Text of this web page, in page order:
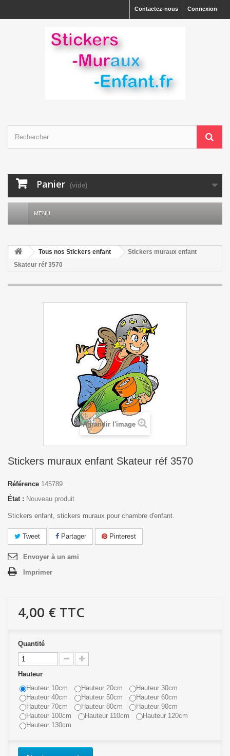
Connexion
Contactez-nous
Panier (vide)
MENU
Tous nos Stickers enfant
Stickers muraux enfant
Skateur réf 3570
Agrandir l'image
Stickers muraux enfant Skateur réf 3570
Référence 145789
État : Nouveau produit
Stickers enfant, stickers muraux pour chambre d'enfant.
Tweet Partager Pinterest
Envoyer à un ami
Imprimer
4,00 € TTC
Quantité
Hauteur
Hauteur 10cm
Hauteur 20cm
Hauteur 30cm
Hauteur 40cm
Hauteur 50cm
Hauteur 60cm
Hauteur 70cm
Hauteur 80cm
Hauteur 90cm
Hauteur 100cm
Hauteur 110cm
Hauteur 120cm
Hauteur 130cm